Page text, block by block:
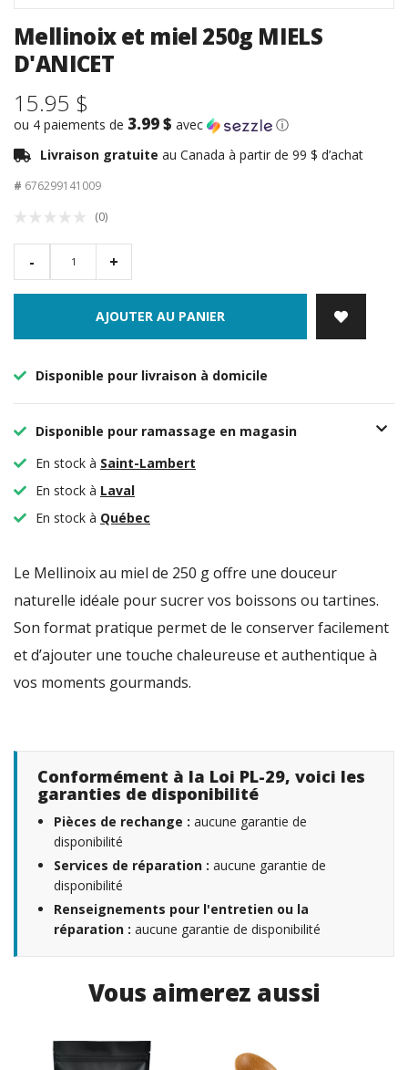
Mellinoix et miel 250g MIELS
D'ANICET
15.95 $
ou 4 paiements de 3.99 $ avec
ⓘ
Livraison gratuite au Canada à partir de 99 $ d’achat
# 676299141009
(0)
- +
AJOUTER AU PANIER
Disponible pour livraison à domicile
Disponible pour ramassage en magasin
En stock à Saint-Lambert
En stock à Laval
En stock à Québec
Le Mellinoix au miel de 250 g offre une douceur
naturelle idéale pour sucrer vos boissons ou tartines.
Son format pratique permet de le conserver facilement
et d’ajouter une touche chaleureuse et authentique à
vos moments gourmands.
Conformément à la Loi PL-29, voici les
garanties de disponibilité
Pièces de rechange : aucune garantie de
disponibilité
Services de réparation : aucune garantie de
disponibilité
Renseignements pour l'entretien ou la
réparation : aucune garantie de disponibilité
Vous aimerez aussi